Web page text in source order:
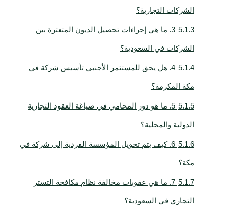
الشركات التجارية؟
5.1.3 3. ما هي إجراءات تحصيل الديون المتعثرة بين
الشركات في السعودية؟
5.1.4 4. هل يحق للمستثمر الأجنبي تأسيس شركة في
مكة المكرمة؟
5.1.5 5. ما هو دور المحامي في صياغة العقود التجارية
الدولية والمحلية؟
5.1.6 6. كيف يتم تحويل المؤسسة الفردية إلى شركة في
مكة؟
5.1.7 7. ما هي عقوبات مخالفة نظام مكافحة التستر
التجاري في السعودية؟